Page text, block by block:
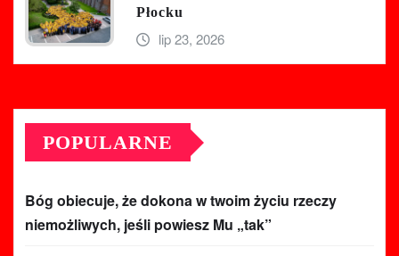
Płocku
lip 23, 2026
POPULARNE
Bóg obiecuje, że dokona w twoim życiu rzeczy
niemożliwych, jeśli powiesz Mu „tak”